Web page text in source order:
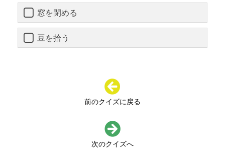
窓を閉める
豆を拾う
前のクイズに戻る
次のクイズへ